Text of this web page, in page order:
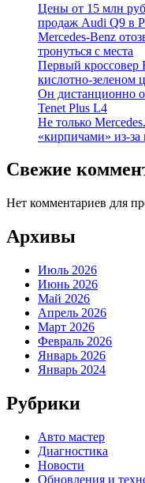
Цены от 15 млн
продаж Audi Q9 в
Mercedes-Benz
тронуться с места
Первый кроссовер
кислотно-зеленом
Он дистанционно
Tenet Plus L4
Не только
«кирпичами» из-
Свежие
Нет комментариев для
Архивы
Июль 2026
Июнь 2026
Май 2026
Апрель 2026
Март 2026
Февраль 2026
Январь 2026
Январь 2024
Рубрики
Авто мастер
Диагностика
Новости
Обновления и